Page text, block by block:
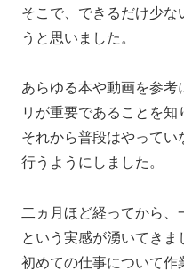
そこで、できるだけ少な
うと思いました。
あらゆる本や動画を参考
リが重要であることを知
それから普段はやってい
行うようにしました。
二ヵ月ほど経ってから、
という実感が湧いてきま
初めての仕事について作